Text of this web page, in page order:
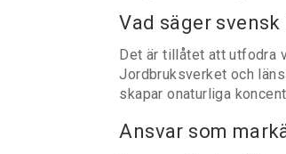
Vad säger svensk
Det är tillåtet att utfodra
Jordbruksverket och
skapar onaturliga
Ansvar som